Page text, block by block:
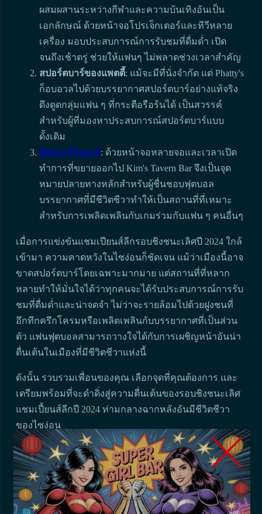
ผสมผสานระหว่างกีฬาและความบันเทิงอันเป็น
เอกลักษณ์ ด้วยหน้าจอโปรเจ็กเตอร์และทีวีหลาย
เครื่อง มอบประสบการณ์การรับชมที่ดื่มด่ำ เปิด
จนถึงเช้าตรู่ ช่วยให้แฟนๆ ไม่พลาดช่วงเวลาสำคัญ
สปอร์ตบาร์ของแพตตี้: แม้จะมีที่นั่งจำกัด แต่ Phatty's
ก็อบอวลไปด้วยบรรยากาศสปอร์ตบาร์อย่างแท้จริง
ดึงดูดกลุ่มแฟน ๆ ที่กระตือรือร้นได้ เป็นสวรรค์
สำหรับผู้ที่มองหาประสบการณ์สปอร์ตบาร์แบบ
ดั้งเดิม
คิมทาเวิร์นบาร์: ด้วยหน้าจอหลายจอและเวลาเปิด
ทำการที่ขยายออกไป Kim's Tavern Bar จึงเป็นจุด
หมายปลายทางหลักสำหรับผู้ชื่นชอบฟุตบอล
บรรยากาศที่มีชีวิตชีวาทำให้เป็นสถานที่ที่เหมาะ
สำหรับการเพลิดเพลินกับเกมร่วมกับแฟน ๆ คนอื่นๆ
เมื่อการแข่งขันแชมเปียนส์ลีกรอบชิงชนะเลิศปี 2024 ใกล้
เข้ามา ความคาดหวังในไซง่อนก็ชัดเจน แม้ว่าเมืองนี้อาจ
ขาดสปอร์ตบาร์โดยเฉพาะมากมาย แต่สถานที่ที่หลาก
หลายทำให้มั่นใจได้ว่าทุกคนจะได้รับประสบการณ์การรับ
ชมที่ดื่มด่ำและน่าจดจำ ไม่ว่าจะรายล้อมไปด้วยฝูงชนที่
อึกทึกครึกโครมหรือเพลิดเพลินกับบรรยากาศที่เป็นส่วน
ตัว แฟนฟุตบอลสามารถวางใจได้กับการเผชิญหน้าอันน่า
ตื่นเต้นในเมืองที่มีชีวิตชีวาแห่งนี้
ดังนั้น รวบรวมเพื่อนของคุณ เลือกจุดที่คุณต้องการ และ
เตรียมพร้อมที่จะดำดิ่งสู่ความตื่นเต้นของรอบชิงชนะเลิศ
แชมเปี้ยนส์ลีกปี 2024 ท่ามกลางฉากหลังอันมีชีวิตชีวา
ของไซง่อน
แสดงความคิดเห็นแรก